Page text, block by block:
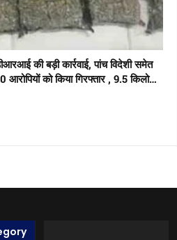
की बड़ी कार्रवाई, पांच विदेशी समेत
आरोपियों को किया गिरफ्तार , 9.5 किलो…